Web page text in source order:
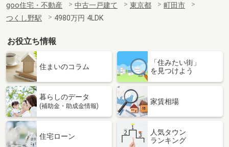
goo住宅・不動産 中古一戸建て 東京都
町田市
つくし野駅
4980万円 4LDK
お役立ち情報
住まいのコラム
「住みたい街」
を見つけよう
暮らしのデータ
(補助金・助成金情報)
家賃相場
住宅ローン
人気タウン
ランキング